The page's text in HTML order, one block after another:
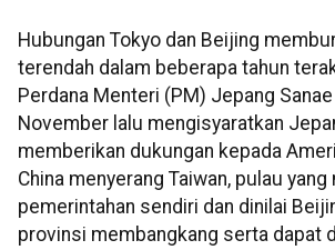
Hubungan Tokyo dan Beijing
terendah dalam beberapa tahun
Perdana Menteri (PM) Jepang
November lalu mengisyaratkan
memberikan dukungan kepada
China menyerang Taiwan, pulau
pemerintahan sendiri dan dinilai
provinsi membangkang serta dapat